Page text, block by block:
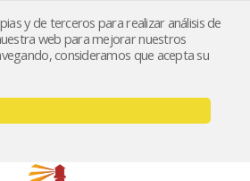
y de terceros para realizar análisis de
web para mejorar nuestros
consideramos que acepta su
Mi cuenta
// 654999333